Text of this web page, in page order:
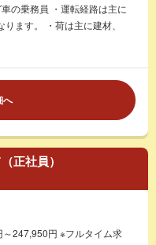
の乗務員 ・運転経路は主に
ます。 ・荷は主に建材、
へ
正社員）
247,950円 ※フルタイム求